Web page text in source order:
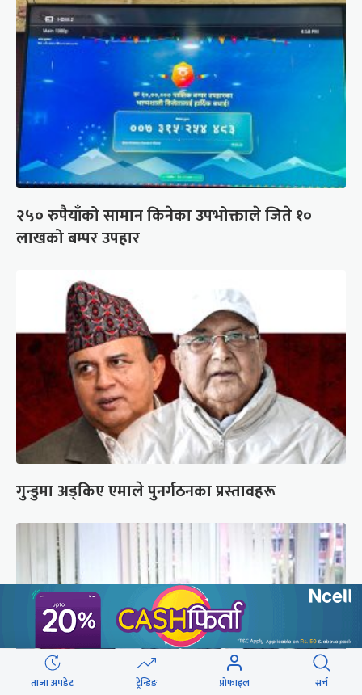
२५० रुपैयाँको सामान किनेका उपभोक्ताले जिते १०
लाखको बम्पर उपहार
गुन्डुमा अड्किए एमाले पुनर्गठनका प्रस्तावहरू
ताजा अपडेट ट्रेन्डिङ प्रोफाइल सर्च